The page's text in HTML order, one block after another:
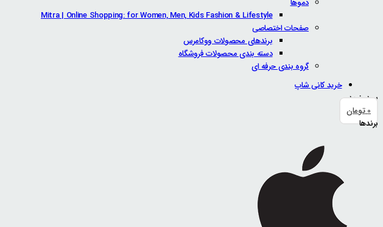
دموها
Mitra | Online Shopping: for Women, Men, Kids Fashion & Lifestyle
صفحات اختصاصی
برندهای محصولات ووکامرس
دسته بندی محصولات فروشگاه
گروه بندی حرفه ای
خرید کانی شاپ
سبد خرید
0تومان
برندها